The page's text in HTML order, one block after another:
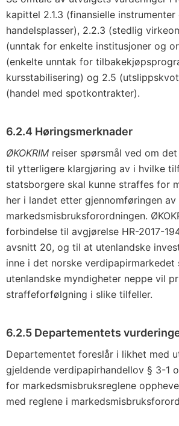
kapittel 2.1.3 (finansielle instrumenter
handelsplasser), 2.2.3 (stedlig
(unntak for enkelte institusjoner og
(enkelte unntak for
kursstabilisering) og 2.5
(handel med spotkontrakter).
6.2.4 Høringsmerknader
ØKOKRIM reiser spørsmål ved om
til ytterligere klargjøring av i hvilke
statsborgere skal kunne straffes for
her i landet etter gjennomføringen av
markedsmisbruksforordningen.
forbindelse til avgjørelse HR-2017-
avsnitt 20, og til at utenlandske
inne i det norske verdipapirmarkedet
utenlandske myndigheter neppe vil
straffeforfølgning i slike tilfeller.
6.2.5 Departementets
Departementet foreslår i likhet med
gjeldende verdipapirhandellov § 3-1
for markedsmisbruksreglene
med reglene i